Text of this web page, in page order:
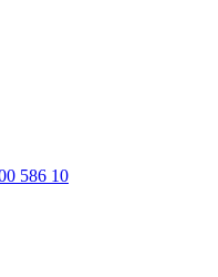
586 10